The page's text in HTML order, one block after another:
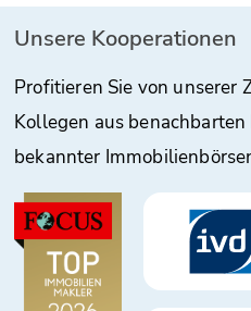
Unsere Kooperationen
Profitieren Sie von unserer
Kollegen aus
bekannter